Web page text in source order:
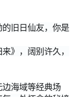
旧日仙友，你是
》，阔别许久，
海域等经典场